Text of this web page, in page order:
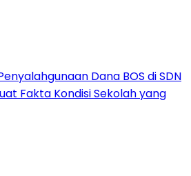
Dana BOS di SDN
Fakta Kondisi Sekolah yang